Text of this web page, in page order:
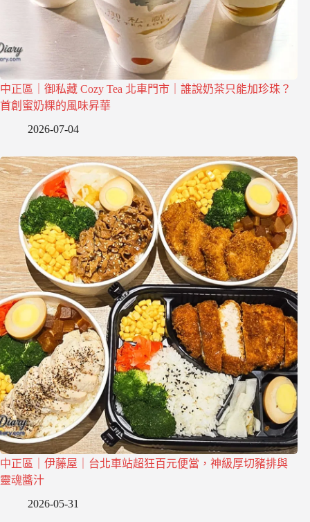
中正區｜御私藏 Cozy Tea 北車門市｜誰說奶茶只能加珍珠？
首創蜜奶粿的風味昇華
2026-07-04
中正區｜伊藤屋｜台北車站超狂百元便當，神級厚切豬排與
靈魂醬汁
2026-05-31